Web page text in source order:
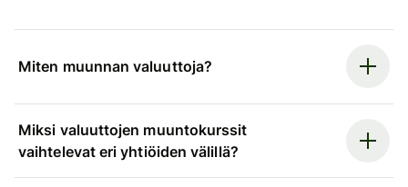
Miten muunnan valuuttoja?
Miksi valuuttojen muuntokurssit
vaihtelevat eri yhtiöiden välillä?